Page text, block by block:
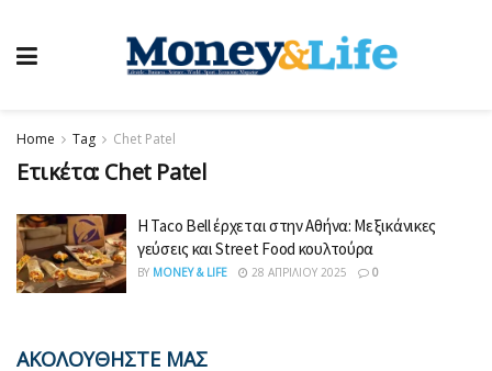
Home Tag Chet Patel
Ετικέτα: Chet Patel
Η Taco Bell έρχεται στην Αθήνα: Μεξικάνικες
γεύσεις και Street Food κουλτούρα
BY MONEY & LIFE 28 ΑΠΡΙΛΊΟΥ 2025 0
ΑΚΟΛΟΥΘΗΣΤΕ ΜΑΣ